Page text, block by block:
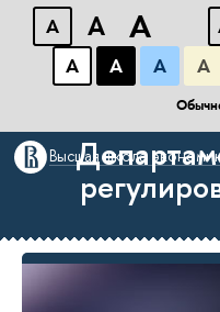
A A A
А
А А А
Высшая школа